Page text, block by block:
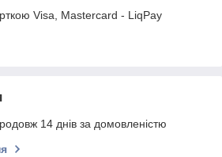
Visa, Mastercard - LiqPay
14 днів за домовленістю